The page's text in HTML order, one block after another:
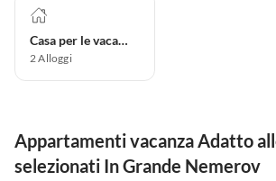
Casa per le vacanze
2Alloggi
Appartamenti vacanza Adatto
selezionati In Grande Nemerov